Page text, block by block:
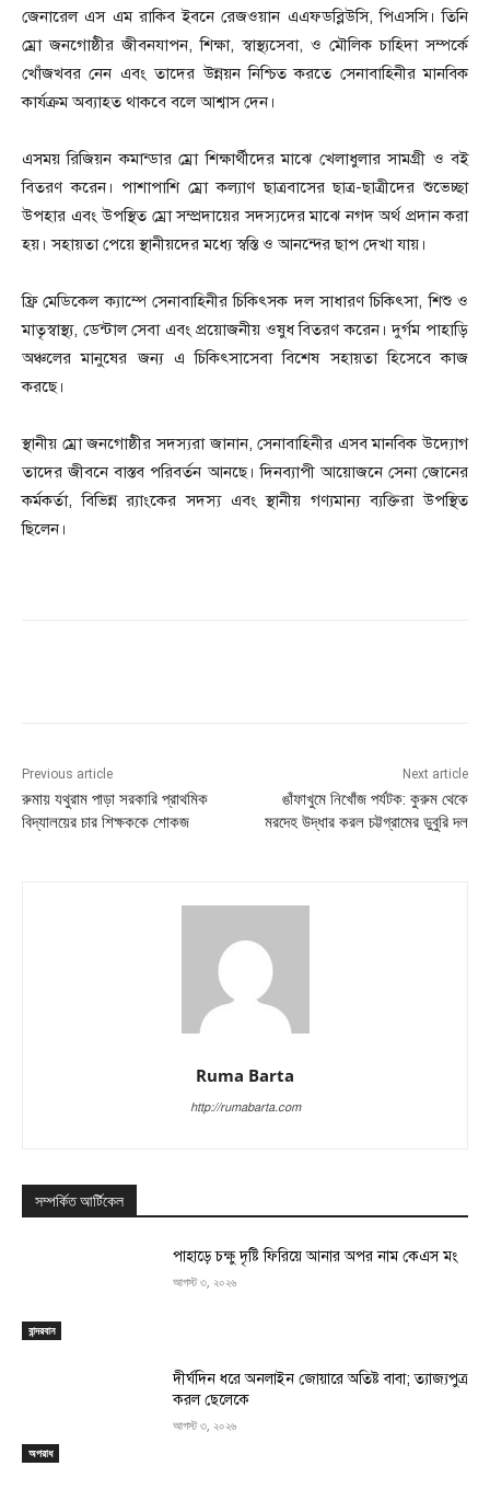
জেনারেল এস এম রাকিব ইবনে রেজওয়ান এএফডব্লিউসি, পিএসসি। তিনি
ম্রো জনগোষ্ঠীর জীবনযাপন, শিক্ষা, স্বাস্থ্যসেবা, ও মৌলিক চাহিদা সম্পর্কে
খোঁজখবর নেন এবং তাদের উন্নয়ন নিশ্চিত করতে সেনাবাহিনীর মানবিক
কার্যক্রম অব্যাহত থাকবে বলে আশ্বাস দেন।
‎এসময় রিজিয়ন কমান্ডার ম্রো শিক্ষার্থীদের মাঝে খেলাধুলার সামগ্রী ও বই
বিতরণ করেন। পাশাপাশি ম্রো কল্যাণ ছাত্রবাসের ছাত্র-ছাত্রীদের শুভেচ্ছা
উপহার এবং উপস্থিত ম্রো সম্প্রদায়ের সদস্যদের মাঝে নগদ অর্থ প্রদান করা
হয়। সহায়তা পেয়ে স্থানীয়দের মধ্যে স্বস্তি ও আনন্দের ছাপ দেখা যায়।
‎ফ্রি মেডিকেল ক্যাম্পে সেনাবাহিনীর চিকিৎসক দল সাধারণ চিকিৎসা, শিশু ও
মাতৃস্বাস্থ্য, ডেন্টাল সেবা এবং প্রয়োজনীয় ওষুধ বিতরণ করেন। দুর্গম পাহাড়ি
অঞ্চলের মানুষের জন্য এ চিকিৎসাসেবা বিশেষ সহায়তা হিসেবে কাজ
করছে।
‎স্থানীয় ম্রো জনগোষ্ঠীর সদস্যরা জানান, সেনাবাহিনীর এসব মানবিক উদ্যোগ
তাদের জীবনে বাস্তব পরিবর্তন আনছে। দিনব্যাপী আয়োজনে সেনা জোনের
কর্মকর্তা, বিভিন্ন র‌্যাংকের সদস্য এবং স্থানীয় গণ্যমান্য ব্যক্তিরা উপস্থিত
ছিলেন।
Previous article
রুমায় যথুরাম পাড়া সরকারি প্রাথমিক
বিদ্যালয়ের চার শিক্ষককে শোকজ
Next article
ঙাঁফাখুমে নিখোঁজ পর্যটক: কুরুম থেকে
মরদেহ উদ্ধার করল চট্টগ্রামের ডুবুরি দল
Ruma Barta
http://rumabarta.com
সম্পর্কিত আর্টিকেল
বান্দরবান
পাহাড়ে চক্ষু দৃষ্টি ফিরিয়ে আনার অপর নাম কেএস মং
আগস্ট ৩, ২০২৬
অপরাধ
দীর্ঘদিন ধরে অনলাইন জোয়ারে অতিষ্ট বাবা; ত্যাজ্যপুত্র
করল ছেলেকে
আগস্ট ৩, ২০২৬